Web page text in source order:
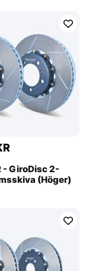
- GiroDisc 2-
(Höger)